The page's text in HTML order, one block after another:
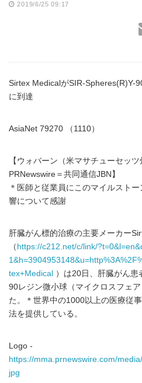
2019/6/25 09:17
Sirtex MedicalがSIR-Spheres(R)Y-
に到達
AsiaNet 79270 （1110）
【ウォバーン（米マサチューセッ
PRNewswire＝共同通信JBN】
＊医師と従業員にこのマイルスト
響について感謝
肝臓がん標的治療の主要メーカー
（ https://c212.net/c/link/
tex+Medical ）は20日、肝臓がん
90レジン微小球（マイクロスフェ
た。＊世界中の1000以上の医療従
法を提供している。
Logo -
https://mma.prnewswire.com/
jpg